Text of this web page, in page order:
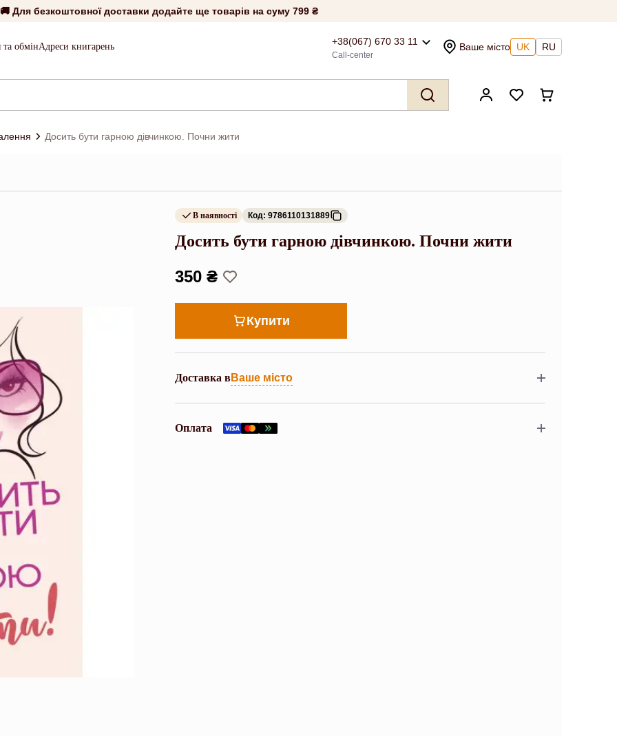
🚚 Для безкоштовної доставки додайте ще товарів на суму 799 ₴
обмінАдреси книгарень +38(067) 670 33 11
Call-center
Ваше місто UK RU
Досить бути гарною дівчинкою. Почни жити
В наявності Код: 9786110131889
Досить бути гарною дівчинкою. Почни жити
350 ₴
Купити
Доставка вВаше місто
Оплата